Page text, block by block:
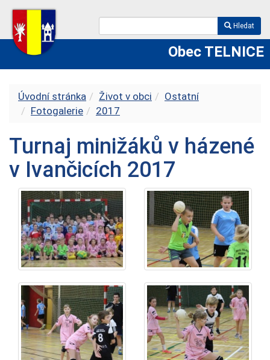
Hledat
Obec TELNICE
Úvodní stránka Život v obci
Ostatní
Fotogalerie
2017
Turnaj minižáků v házené
v Ivančicích 2017